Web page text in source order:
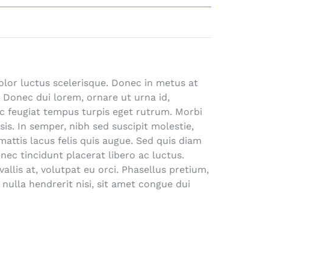
luctus scelerisque. Donec in metus at
dui lorem, ornare ut urna id,
feugiat tempus turpis eget rutrum. Morbi
In semper, nibh sed suscipit molestie,
lacus felis quis augue. Sed quis diam
tincidunt placerat libero ac luctus.
at, volutpat eu orci. Phasellus pretium,
hendrerit nisi, sit amet congue dui